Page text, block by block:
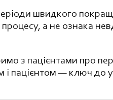
швидкого
а не ознака
з пацієнтами про
і пацієнтом — ключ до